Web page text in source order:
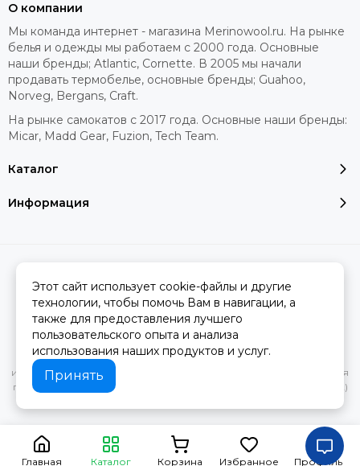
Каталог
Информация
О компании
Мы команда интернет - магазина Merinowool.ru. На рынке
белья и одежды мы работаем с 2000 года. Основные
наши бренды; Atlantic, Cornette. В 2005 мы начали
продавать термобелье, основные бренды; Guahoo,
Norveg, Bergans, Craft.
На рынке самокатов с 2017 года. Основные наши бренды:
Micar, Madd Gear, Fuzion, Tech Team.
Сделано вMOSK.STUDIOдля платформы InSales
характеристик, стоимости товаров и услуг, носит
информационный характер и ни при каких условиях не является
публичной офертой, определяемой положениями Статьи 437(2)
Главная Каталог Корзина Избранное Профиль
Этот сайт использует cookie-файлы и другие
технологии, чтобы помочь Вам в навигации, а
также для предоставления лучшего
пользовательского опыта и анализа
использования наших продуктов и услуг.
Принять